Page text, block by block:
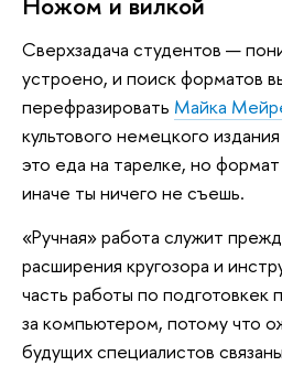
Сверхзадача студентов —
устроено, и поиск форматов
перефразировать Майка
культового немецкого издания
это еда на тарелке, но
иначе ты ничего не съешь.
«Ручная» работа служит
расширения кругозора и
часть работы по
за компьютером, потому что
будущих специалистов